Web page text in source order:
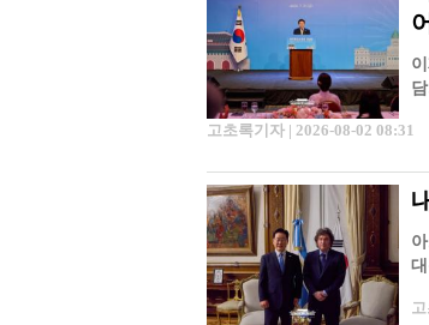
고초록기자 | 2026-08-02 08:31